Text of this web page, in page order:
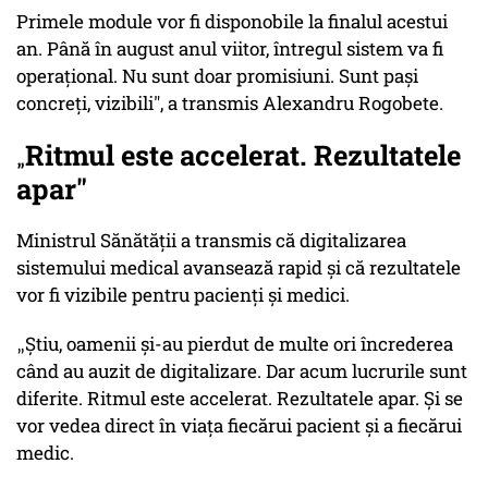
Primele module vor fi disponobile la finalul acestui
an. Până în august anul viitor, întregul sistem va fi
operațional. Nu sunt doar promisiuni. Sunt pași
concreți, vizibili", a transmisAlexandru Rogobete.
„Ritmul este accelerat. Rezultatele
apar"
Ministrul Sănătății a transmis că digitalizarea
sistemului medical avansează rapid și că rezultatele
vor fi vizibile pentru pacienți și medici.
„Știu, oamenii și-au pierdut de multe ori încrederea
când au auzit de digitalizare. Dar acum lucrurile sunt
diferite. Ritmul este accelerat. Rezultatele apar. Și se
vor vedea direct în viața fiecărui pacient și a fiecărui
medic.